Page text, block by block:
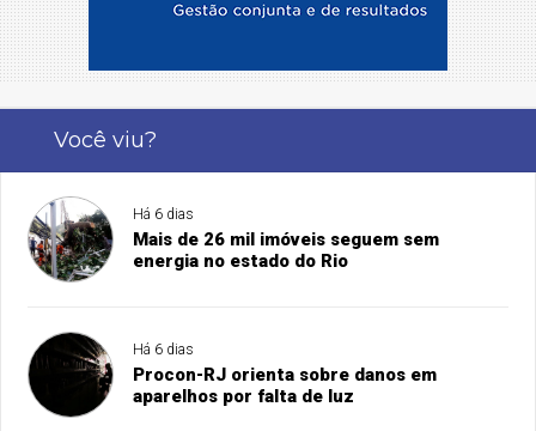
Você viu?
Há 6 dias
Mais de 26 mil imóveis seguem sem
energia no estado do Rio
Há 6 dias
Procon-RJ orienta sobre danos em
aparelhos por falta de luz